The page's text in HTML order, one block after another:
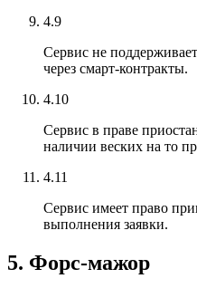
4.9
Сервис не
через смарт-контракты.
4.10
Сервис в праве
наличии веских на то
4.11
Сервис имеет право
выполнения заявки.
5. Форс-мажор